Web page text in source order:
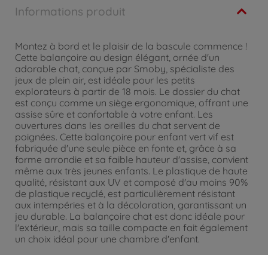
Informations produit
Montez à bord et le plaisir de la bascule commence !
Cette balançoire au design élégant, ornée d'un
adorable chat, conçue par Smoby, spécialiste des
jeux de plein air, est idéale pour les petits
explorateurs à partir de 18 mois. Le dossier du chat
est conçu comme un siège ergonomique, offrant une
assise sûre et confortable à votre enfant. Les
ouvertures dans les oreilles du chat servent de
poignées. Cette balançoire pour enfant vert vif est
fabriquée d'une seule pièce en fonte et, grâce à sa
forme arrondie et sa faible hauteur d'assise, convient
même aux très jeunes enfants. Le plastique de haute
qualité, résistant aux UV et composé d'au moins 90%
de plastique recyclé, est particulièrement résistant
aux intempéries et à la décoloration, garantissant un
jeu durable. La balançoire chat est donc idéale pour
l'extérieur, mais sa taille compacte en fait également
un choix idéal pour une chambre d'enfant.